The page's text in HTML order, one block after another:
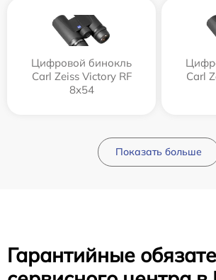
Цифровой бинокль
Carl Zeiss Victory RF
8x54
Carl
Показать больше
Гарантийные